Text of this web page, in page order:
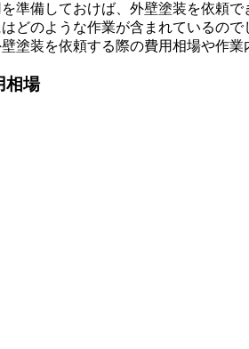
準備しておけば、外壁塗装を依頼で
どのような作業が含まれているので
塗装を依頼する際の費用相場や作業
相場